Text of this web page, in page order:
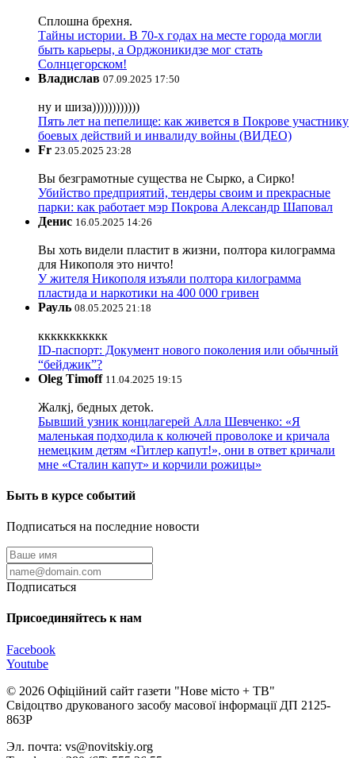
Сплошна брехня.
Тайны истории. В 70-х годах на месте города могли
быть карьеры, а Орджоникидзе мог стать
Солнцегорском!
Владислав 07.09.2025 17:50
ну и шиза))))))))))))
Пять лет на пепелище: как живется в Покрове участнику
боевых действий и инвалиду войны (ВИДЕО)
Fr 23.05.2025 23:28
Вы безграмотные существа не Сырко, а Сирко!
Убийство предприятий, тендеры своим и прекрасные
парки: как работает мэр Покрова Александр Шаповал
Денис 16.05.2025 14:26
Вы хоть видели пластит в жизни, полтора килограмма
для Никополя это ничто!
У жителя Никополя изъяли полтора килограмма
пластида и наркотики на 400 000 гривен
Рауль 08.05.2025 21:18
ккккккккккк
ID-паспорт: Документ нового поколения или обычный
“бейджик”?
Oleg Timoff 11.04.2025 19:15
Жалкj, бедных детok.
Бывший узник концлагерей Алла Шевченко: «Я
маленькая подходила к колючей проволоке и кричала
немецким детям «Гитлер капут!», они в ответ кричали
мне «Сталин капут» и корчили рожицы»
Быть в курсе событий
Подписаться на последние новости
Подписаться
Присоединяйтесь к нам
Facebook
Youtube
© 2026 Офіційний сайт газети "Нове мiсто + ТВ"
Свідоцтво друкованого засобу масової інформації ДП 2125-
863Р
Эл. почта: vs@novitskiy.org